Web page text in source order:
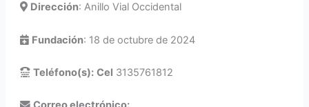
Dirección: Anillo Vial Occidental
Fundación: 18 de octubre de 2024
Teléfono(s): Cel 3135761812